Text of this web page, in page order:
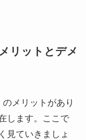
リットとデメ
メリットがあり
します。ここで
見ていきましょ